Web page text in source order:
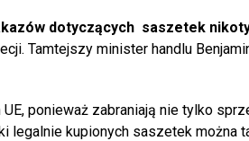
dotyczących saszetek
Tamtejszy minister handlu
ponieważ zabraniają nie tylko
legalnie kupionych saszetek można